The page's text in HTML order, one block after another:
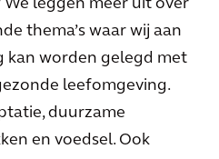
leggen meer uit over
thema’s waar wij aan
kan worden gelegd met
leefomgeving.
duurzame
en voedsel. Ook